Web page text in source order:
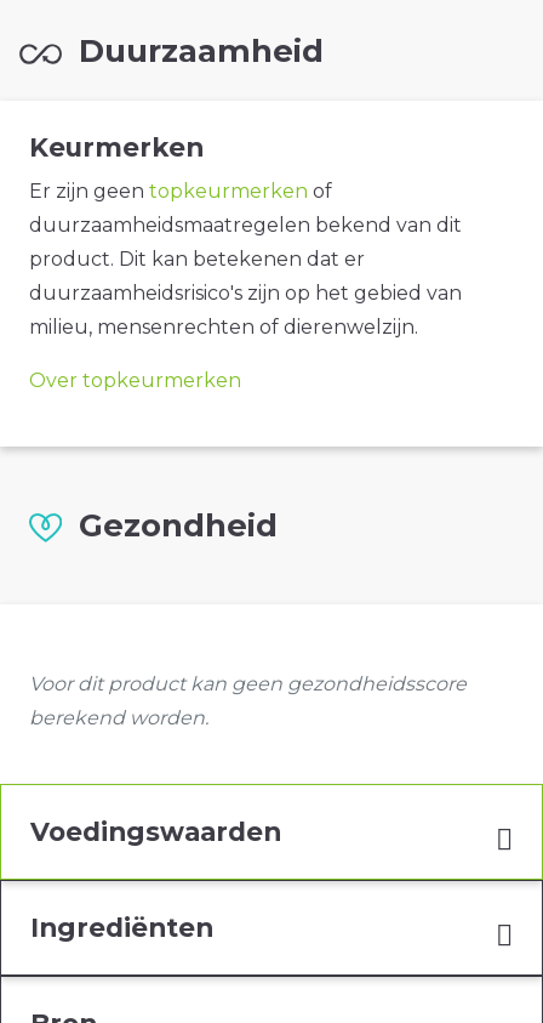
Duurzaamheid
Keurmerken
Er zijn geen topkeurmerken of
duurzaamheidsmaatregelen bekend van dit
product. Dit kan betekenen dat er
duurzaamheidsrisico's zijn op het gebied van
milieu, mensenrechten of dierenwelzijn.
Over topkeurmerken
Gezondheid
Voor dit product kan geen gezondheidsscore
berekend worden.
Voedingswaarden
Ingrediënten